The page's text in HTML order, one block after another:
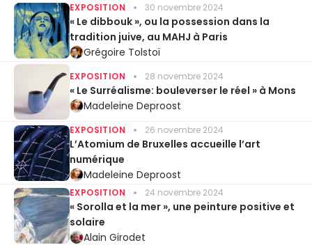
EXPOSITION 30 novembre 2024
« Le dibbouk », ou la possession dans la
tradition juive, au MAHJ à Paris
Grégoire Tolstoï
EXPOSITION 28 novembre 2024
« Le Surréalisme: bouleverser le réel » à Mons
Madeleine Deproost
EXPOSITION 26 novembre 2024
L’Atomium de Bruxelles accueille l’art
numérique
Madeleine Deproost
EXPOSITION 24 novembre 2024
« Sorolla et la mer », une peinture positive et
solaire
Alain Girodet